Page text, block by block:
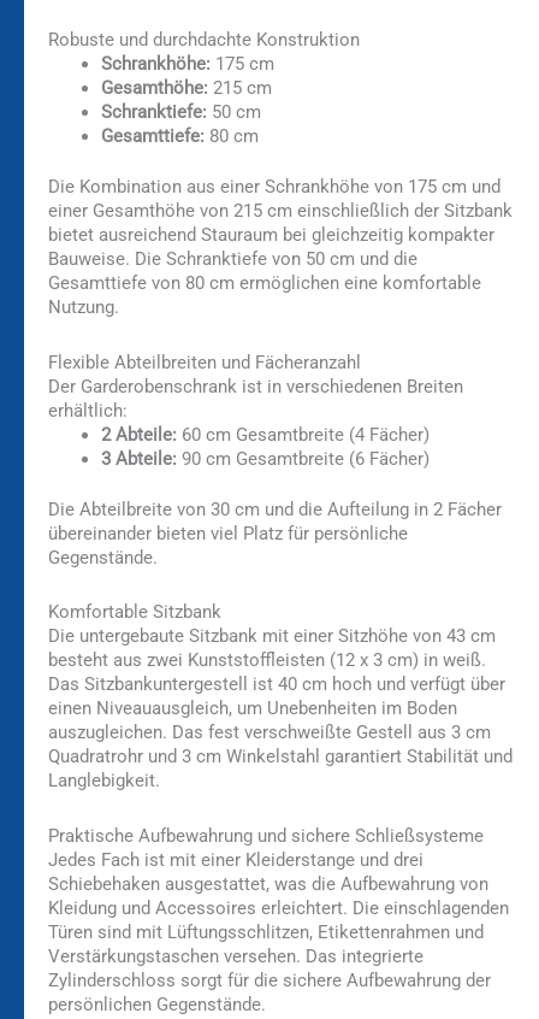
Robuste und durchdachte Konstruktion
Schrankhöhe: 175 cm
Gesamthöhe: 215 cm
Schranktiefe: 50 cm
Gesamttiefe: 80 cm
Die Kombination aus einer Schrankhöhe von 175 cm und
einer Gesamthöhe von 215 cm einschließlich der Sitzbank
bietet ausreichend Stauraum bei gleichzeitig kompakter
Bauweise. Die Schranktiefe von 50 cm und die
Gesamttiefe von 80 cm ermöglichen eine komfortable
Nutzung.
Flexible Abteilbreiten und Fächeranzahl
Der Garderobenschrank ist in verschiedenen Breiten
erhältlich:
2 Abteile: 60 cm Gesamtbreite (4 Fächer)
3 Abteile: 90 cm Gesamtbreite (6 Fächer)
Die Abteilbreite von 30 cm und die Aufteilung in 2 Fächer
übereinander bieten viel Platz für persönliche
Gegenstände.
Komfortable Sitzbank
Die untergebaute Sitzbank mit einer Sitzhöhe von 43 cm
besteht aus zwei Kunststoffleisten (12 x 3 cm) in weiß.
Das Sitzbankuntergestell ist 40 cm hoch und verfügt über
einen Niveauausgleich, um Unebenheiten im Boden
auszugleichen. Das fest verschweißte Gestell aus 3 cm
Quadratrohr und 3 cm Winkelstahl garantiert Stabilität und
Langlebigkeit.
Praktische Aufbewahrung und sichere Schließsysteme
Jedes Fach ist mit einer Kleiderstange und drei
Schiebehaken ausgestattet, was die Aufbewahrung von
Kleidung und Accessoires erleichtert. Die einschlagenden
Türen sind mit Lüftungsschlitzen, Etikettenrahmen und
Verstärkungstaschen versehen. Das integrierte
Zylinderschloss sorgt für die sichere Aufbewahrung der
persönlichen Gegenstände.